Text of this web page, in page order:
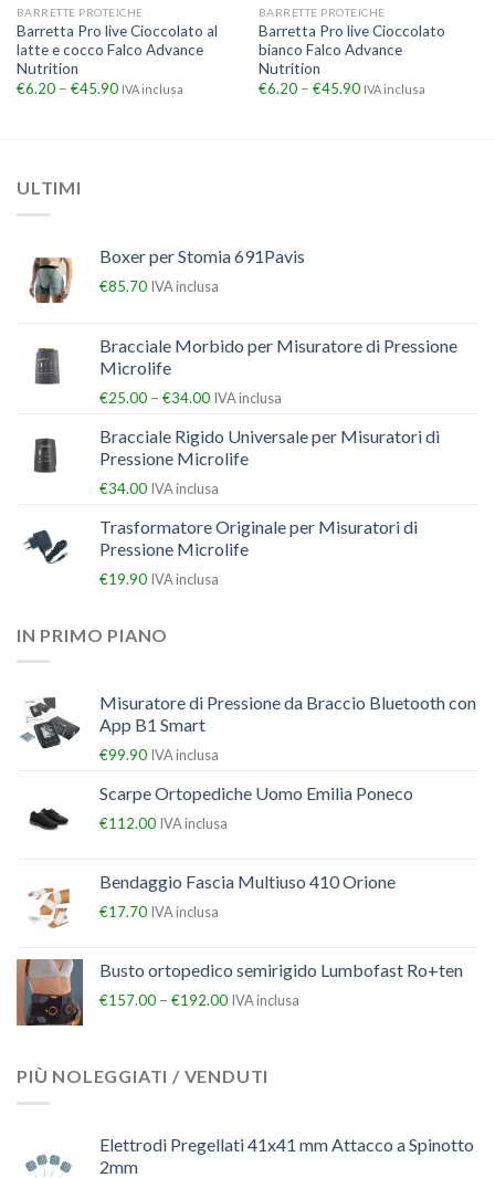
BARRETTE PROTEICHE
Barretta Pro live Cioccolato al
latte e cocco Falco Advance
Nutrition
€6.20– €45.90 IVA inclusa
BARRETTE PROTEICHE
Barretta Pro live Cioccolato
bianco Falco Advance
Nutrition
€6.20– €45.90 IVA inclusa
ULTIMI
Boxer per Stomia 691Pavis
€85.70 IVA inclusa
Bracciale Morbido per Misuratore di Pressione
Microlife
€25.00 – €34.00 IVA inclusa
Bracciale Rigido Universale per Misuratori di
Pressione Microlife
€34.00 IVA inclusa
Trasformatore Originale per Misuratori di
Pressione Microlife
€19.90 IVA inclusa
IN PRIMO PIANO
Misuratore di Pressione da Braccio Bluetooth con
App B1 Smart
€99.90 IVA inclusa
Scarpe Ortopediche Uomo Emilia Poneco
€112.00 IVA inclusa
Bendaggio Fascia Multiuso 410 Orione
€17.70 IVA inclusa
Busto ortopedico semirigido Lumbofast Ro+ten
€157.00 – €192.00 IVA inclusa
PIÙ NOLEGGIATI / VENDUTI
Elettrodi Pregellati 41x41 mm Attacco a Spinotto
2mm